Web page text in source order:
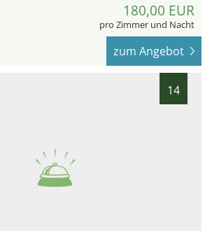
180,00 EUR
pro Zimmer und Nacht
zum Angebot
14